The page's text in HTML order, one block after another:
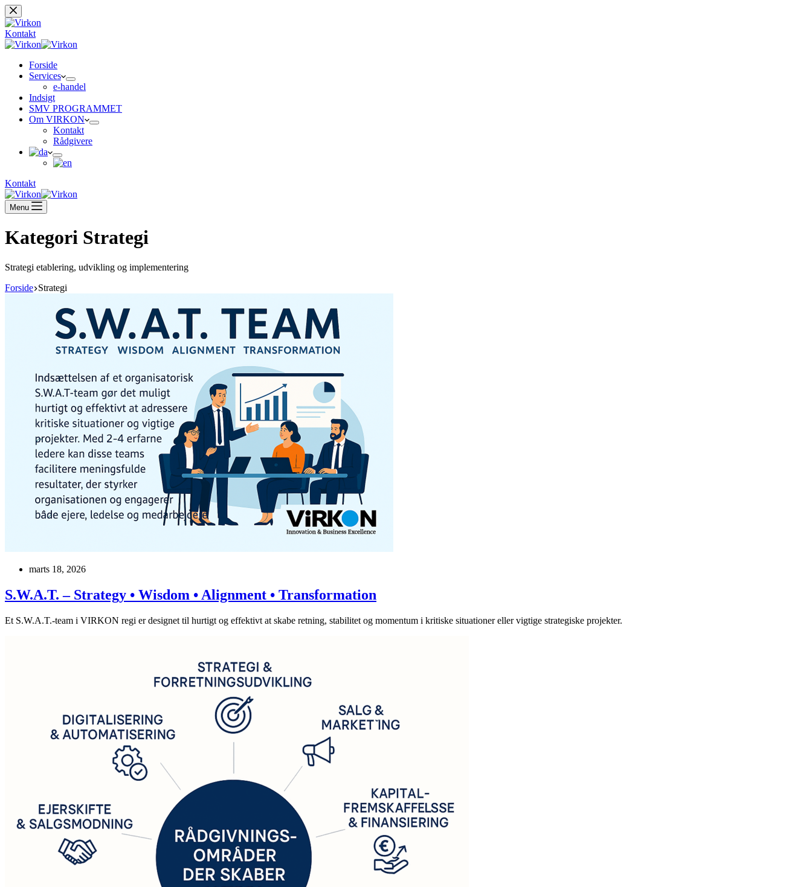
Fortsæt
til
indhold
Kontakt
Forside
Services
e-handel
Indsigt
SMV PROGRAMMET
Om VIRKON
Kontakt
Rådgivere
Kontakt
Menu
Kategori Strategi
Strategi etablering, udvikling og implementering
Forside Strategi
marts 18, 2026
S.W.A.T. – Strategy • Wisdom • Alignment • Transformation
Et S.W.A.T.-team i VIRKON regi er designet til hurtigt og effektivt at skabe retning, stabilitet og momentum i kritiske situationer eller vigtige strategiske projekter.